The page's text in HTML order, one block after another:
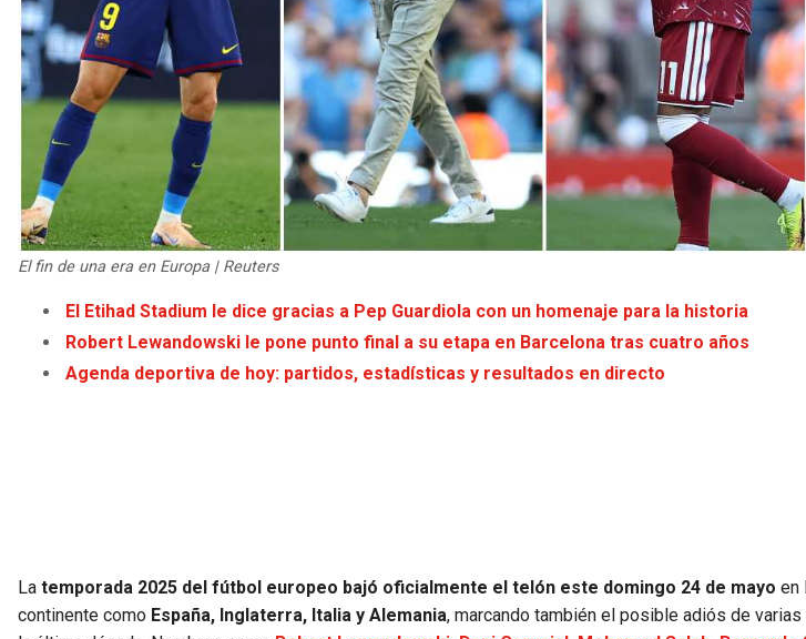
El fin de una era en Europa | Reuters
El Etihad Stadium le dice gracias a Pep Guardiola con un homenaje para la historia
Robert Lewandowski le pone punto final a su etapa en Barcelona tras cuatro años
Agenda deportiva de hoy: partidos, estadísticas y resultados en directo
La temporada 2025 del fútbol europeo bajó oficialmente el telón este domingo 24 de mayo en
continente como España, Inglaterra, Italia y Alemania, marcando también el posible adiós de